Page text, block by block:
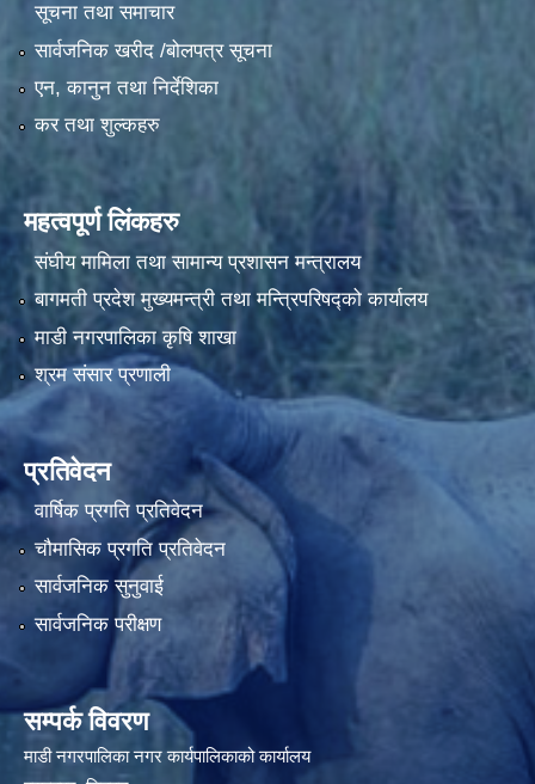
सूचना तथा समाचार
सार्वजनिक खरीद /बोलपत्र सूचना
एन, कानुन तथा निर्देशिका
कर तथा शुल्कहरु
महत्वपूर्ण लिंकहरु
संघीय मामिला तथा सामान्य प्रशासन मन्त्रालय
बागमती प्रदेश मुख्यमन्त्री तथा मन्त्रिपरिषद्को कार्यालय
माडी नगरपालिका कृषि शाखा
श्रम संसार प्रणाली
प्रतिवेदन
वार्षिक प्रगति प्रतिवेदन
चौमासिक प्रगति प्रतिवेदन
सार्वजनिक सुनुवाई
सार्वजनिक परीक्षण
सम्पर्क विवरण
माडी नगरपालिका नगर कार्यपालिकाको कार्यालय